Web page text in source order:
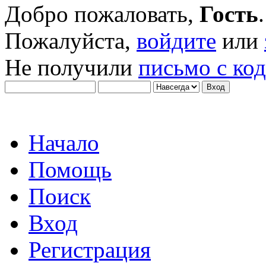
Добро пожаловать, Гость.
Пожалуйста, войдите или
Не получили письмо с
Начало
Помощь
Поиск
Вход
Регистрация